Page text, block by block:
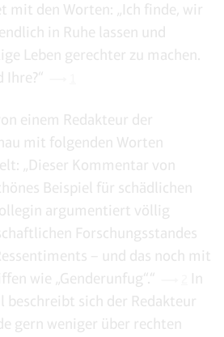
mit den Worten: „Ich finde, wir
in Ruhe lassen und
Leben gerechter zu machen.
Ihre?“
einem Redakteur der
mit folgenden Worten
„Dieser Kommentar von
Beispiel für schädlichen
argumentiert völlig
Forschungsstandes
– und das noch mit
wie „Genderunfug“.“
In
sich der Redakteur
gern weniger über rechten